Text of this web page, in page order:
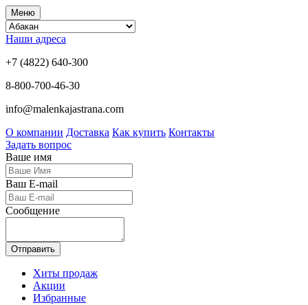
Меню
Наши адреса
+7 (4822) 640-300
8-800-700-46-30
info@malenkajastrana.com
О компании Доставка Как купить Контакты
Задать вопрос
Ваше имя
Ваш E-mail
Сообщение
Отправить
Хиты продаж
Акции
Избранные